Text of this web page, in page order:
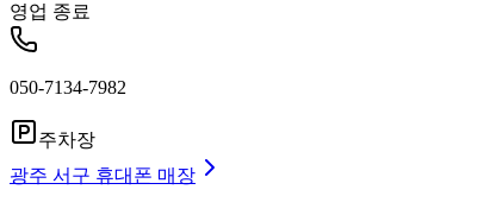
영업 종료
050-7134-7982
주차장
광주 서구 휴대폰 매장